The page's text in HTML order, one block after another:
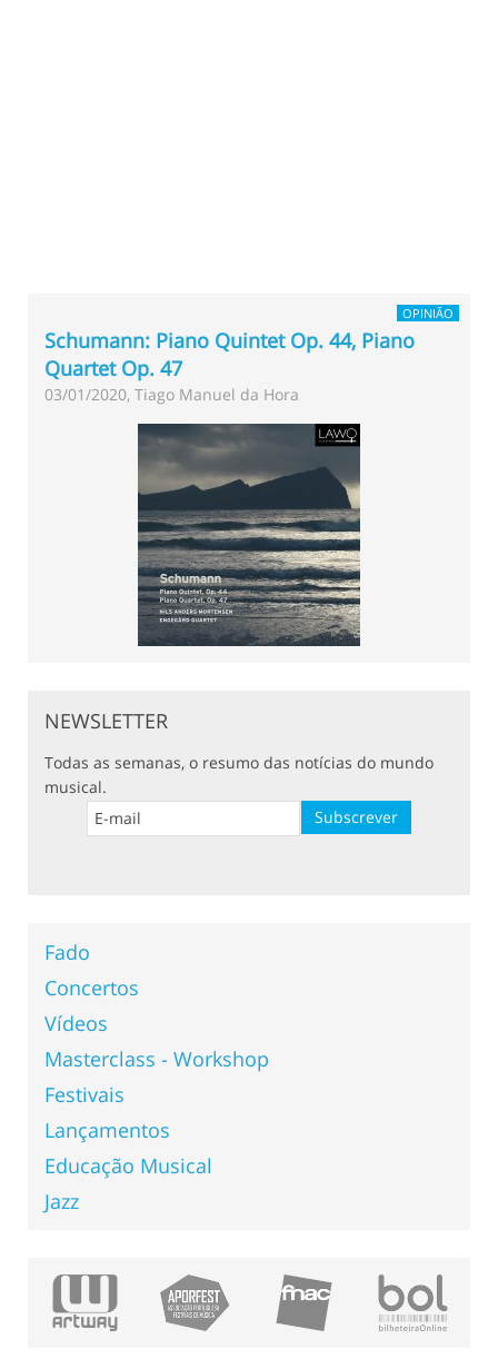
OPINIÃO
Schumann: Piano Quintet Op. 44, Piano
Quartet Op. 47
03/01/2020, Tiago Manuel da Hora
NEWSLETTER
Todas as semanas, o resumo das notícias do mundo
musical.
Fado
Concertos
Vídeos
Masterclass - Workshop
Festivais
Lançamentos
Educação Musical
Jazz